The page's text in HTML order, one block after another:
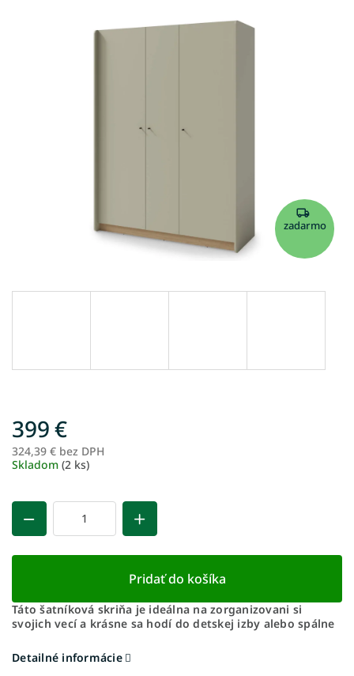
zadarmo
399 €
324,39 € bez DPH
Skladom (2 ks)
Pridať do košíka
Táto šatníková skriňa je ideálna na zorganizovani si
svojich vecí a krásne sa hodí do detskej izby alebo spálne
Detailné informácie